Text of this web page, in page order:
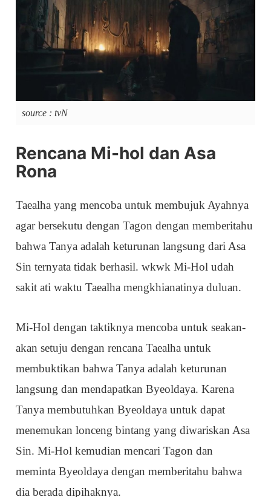
source : tvN
Rencana Mi-hol dan Asa
Rona
Taealha yang mencoba untuk membujuk Ayahnya
agar bersekutu dengan Tagon dengan memberitahu
bahwa Tanya adalah keturunan langsung dari Asa
Sin ternyata tidak berhasil. wkwk Mi-Hol udah
sakit ati waktu Taealha mengkhianatinya duluan.
Mi-Hol dengan taktiknya mencoba untuk seakan-
akan setuju dengan rencana Taealha untuk
membuktikan bahwa Tanya adalah keturunan
langsung dan mendapatkan Byeoldaya. Karena
Tanya membutuhkan Byeoldaya untuk dapat
menemukan lonceng bintang yang diwariskan Asa
Sin. Mi-Hol kemudian mencari Tagon dan
meminta Byeoldaya dengan memberitahu bahwa
dia berada dipihaknya.